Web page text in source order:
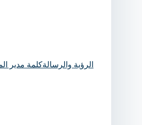
الرؤية والرسالةكلمة مدير